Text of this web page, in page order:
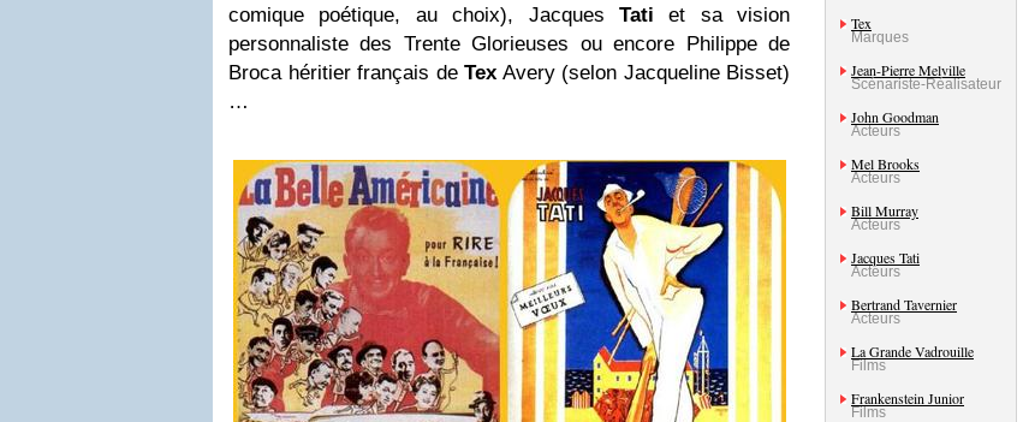
comique poétique, au choix), Jacques Tati et sa vision
personnaliste des Trente Glorieuses ou encore Philippe de
Broca héritier français de Tex Avery (selon Jacqueline Bisset)
…
Tex
Marques
Jean-Pierre Melville
Scénariste-Réalisateur
John Goodman
Acteurs
Mel Brooks
Acteurs
Bill Murray
Acteurs
Jacques Tati
Acteurs
Bertrand Tavernier
Acteurs
La Grande Vadrouille
Films
Frankenstein Junior
Films